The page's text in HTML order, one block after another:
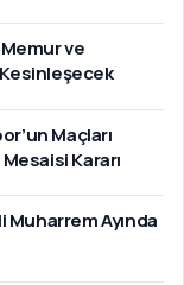
ve
Maçları
Kararı
Ayında